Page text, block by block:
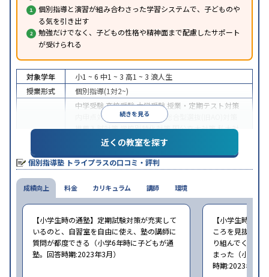
個別指導と演習が組み合わさった学習システムで、子どものや
る気を引き出す
勉強だけでなく、子どもの性格や精神面まで配慮したサポート
が受けられる
続きを見る
対象学年 小1 ~ 6 中1 ~ 3 高1 ~ 3 浪人生
授業形式
個別指導(1対2~)
中学受験高校受験大学受験 授業・定期テスト対策
内申点対策
学習習慣の定着
総合型選抜(旧AO)対策
推薦入試対策学校別特化対策国公立大対策私大対
共通テスト対策英検(英語検定)対策
その他
科目別特化対策
特徴
応
学習にPC・タブレットを利用1科目から受講可
能季節講習のみの受講可自習室あり
近くの教室を探す
個別指導塾 トライプラスの口コミ・評判
成績向上
【小学生時の通塾】定期試験対策が充実して
いるのと、自習室を自由に使え、塾の講師に
質問が都度できる（小学6年時に子どもが通
塾。回答時期:2023年3月）
【小学生時の通
ころを見抜いて
り組んでくれた
まった（小学5
時期:2023年3月
料金 カリキュラム 講師 環境